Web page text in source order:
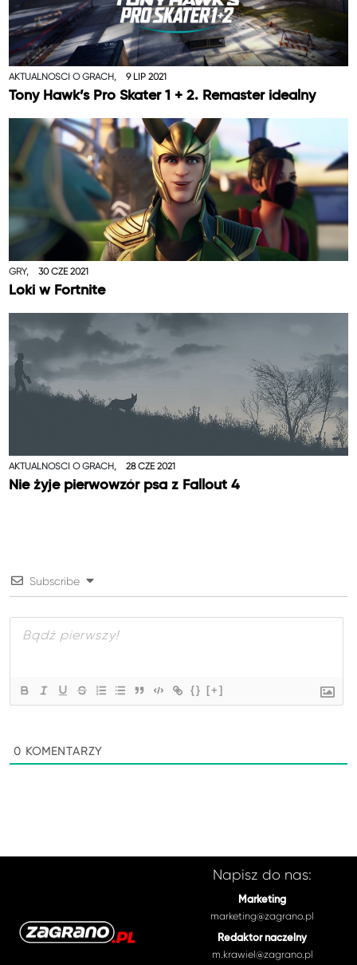
AKTUALNOŚCI O GRACH, 9 LIP 2021
Tony Hawk’s Pro Skater 1 + 2. Remaster idealny
GRY, 30 CZE 2021
Loki w Fortnite
AKTUALNOŚCI O GRACH, 28 CZE 2021
Nie żyje pierwowzór psa z Fallout 4
Subscribe
{} [+]
0 KOMENTARZY
Napisz do nas:
Marketing
marketing@zagrano.pl
Redaktor naczelny
m.krawiel@zagrano.pl